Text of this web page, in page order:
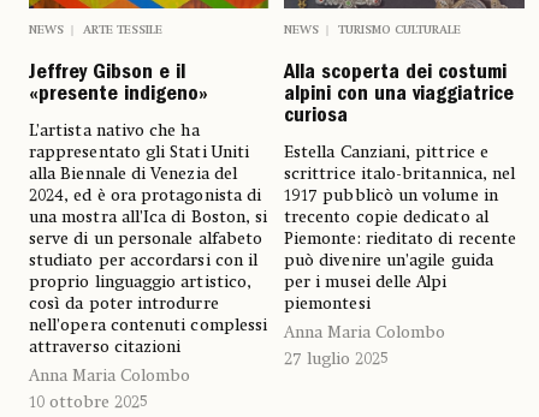
NEWS ARTE TESSILE
Jeffrey Gibson e il
«presente indigeno»
L’artista nativo che ha
rappresentato gli Stati Uniti
alla Biennale di Venezia del
2024, ed è ora protagonista di
una mostra all’Ica di Boston, si
serve di un personale alfabeto
studiato per accordarsi con il
proprio linguaggio artistico,
così da poter introdurre
nell’opera contenuti complessi
attraverso citazioni
Anna Maria Colombo
10 ottobre 2025
NEWS TURISMO CULTURALE
Alla scoperta dei costumi
alpini con una viaggiatrice
curiosa
Estella Canziani, pittrice e
scrittrice italo-britannica, nel
1917 pubblicò un volume in
trecento copie dedicato al
Piemonte: rieditato di recente
può divenire un’agile guida
per i musei delle Alpi
piemontesi
Anna Maria Colombo
27 luglio 2025